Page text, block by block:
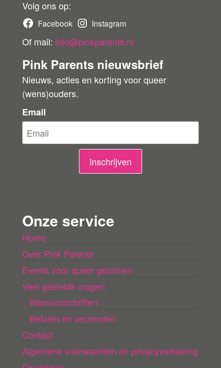
o
r
i
g
Volg ons op:
Facebook Instagram
Of mail: info@pinkparents.nl
Pink Parents nieuwsbrief
Nieuws, acties en korting voor queer
(wens)ouders.
Email
Inschrijven
Onze service
Home
Over Pink Parents
Events voor queer gezinnen
Veel gestelde vragen
Wasvoorschriften
Betalen en verzenden
Contact
Algemene voorwaarden en privacyverklaring